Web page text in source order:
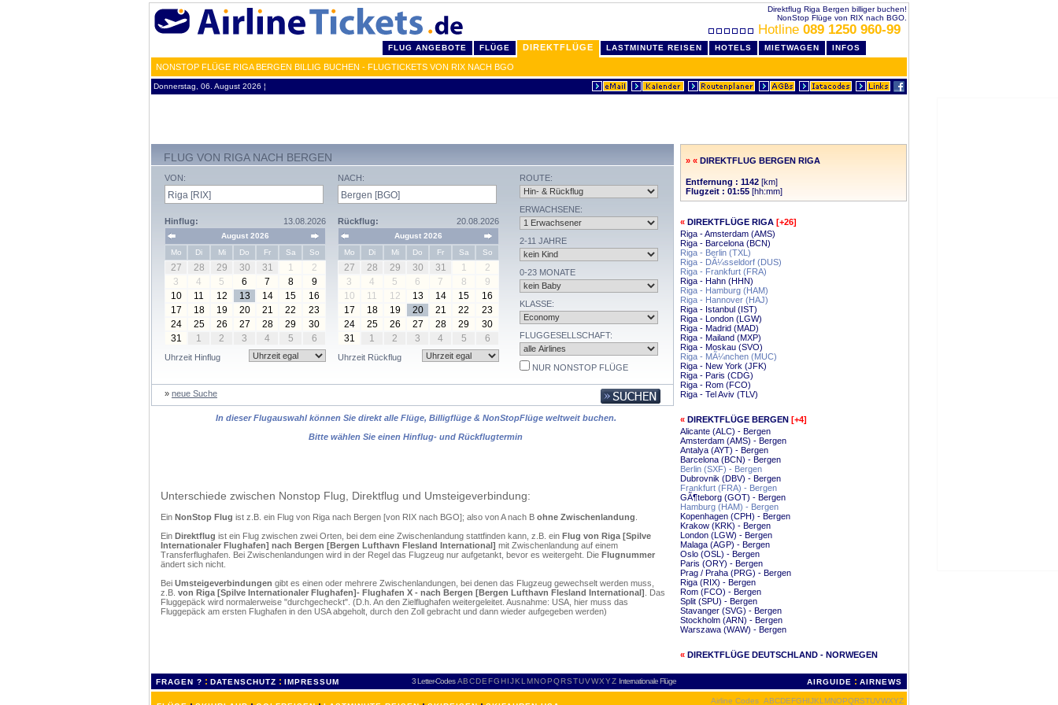
Direktflug Riga Bergen billiger buchen!
NonStop Flüge von RIX nach BGO.
Hotline 089 1250 960-99
FLUG ANGEBOTE FLÜGE DIREKTFLÜGE LASTMINUTE REISEN HOTELS MIETWAGEN INFOS
NONSTOP FLÜGE RIGA BERGEN BILLIG BUCHEN - FLUGTICKETS VON RIX NACH BGO
Donnerstag, 06. August 2026 ¦
FLUG VON RIGA NACH BERGEN
VON:
Hinflug: 13.08.2026
August 2026
Mo
Di Mi Do Fr Sa So
27 28 29 30 31 1
2
3
4 5 6 7 8
9
10
11 12 13 14 15
16
17
18 19 20 21 22
23
24
25 26 27 28 29
30
31
1 2 3 4 5 6
Uhrzeit Hinflug
NACH:
Rückflug: 20.08.2026
August 2026
Mo
Di Mi Do Fr Sa So
27 28 29 30 31 1
2
3
4 5 6 7 8
9
10
11 12 13 14 15
16
17
18 19 20 21 22
23
24
25 26 27 28 29
30
31
1 2 3 4 5 6
Uhrzeit Rückflug
ROUTE:
ERWACHSENE:
2-11 JAHRE
0-23 MONATE
KLASSE:
FLUGGESELLSCHAFT:
NUR NONSTOP FLÜGE
» neue Suche
In dieser Flugauswahl können Sie direkt alle Flüge, Billigflüge & NonStopFlüge weltweit buchen.
Bitte wählen Sie einen Hinflug- und Rückflugtermin
Unterschiede zwischen Nonstop Flug, Direktflug und Umsteigeverbindung:
Ein NonStop Flug ist z.B. ein Flug von Riga nach Bergen [von RIX nach BGO]; also von A nach B ohne Zwischenlandung
Ein Direktflug ist ein Flug zwischen zwei Orten, bei dem eine Zwischenlandung stattfinden kann, z.B. ein Flug von Riga [Spilve
Internationaler Flughafen] nach Bergen [Bergen Lufthavn Flesland International] mit Zwischenlandung auf einem
Transferflughafen. Bei Zwischenlandungen wird in der Regel das Flugzeug nur aufgetankt, bevor es weitergeht. Die Flugnummer
ändert sich nicht.
Bei Umsteigeverbindungen gibt es einen oder mehrere Zwischenlandungen, bei denen das Flugzeug gewechselt werden muss,
z.B. von Riga [Spilve Internationaler Flughafen]- Flughafen X - nach Bergen [Bergen Lufthavn Flesland International] . Das
Fluggepäck wird normalerweise "durchgecheckt". (D.h. An den Zielflughafen weitergeleitet. Ausnahme: USA, hier muss das
Fluggepäck am ersten Flughafen in den USA abgeholt, durch den Zoll gebracht und dann wieder aufgegeben werden)
» « DIREKTFLUG BERGEN RIGA
Entfernung : 1142 [km]
Flugzeit : 01:55 [hh:mm]
« DIREKTFLÜGE RIGA [+26]
Riga - Amsterdam (AMS)
Riga - Barcelona (BCN)
Riga - Berlin (TXL)
Riga - DÃ¼sseldorf (DUS)
Riga - Frankfurt (FRA)
Riga - Hahn (HHN)
Riga - Hamburg (HAM)
Riga - Hannover (HAJ)
Riga - Istanbul (IST)
Riga - London (LGW)
Riga - Madrid (MAD)
Riga - Mailand (MXP)
Riga - Moskau (SVO)
Riga - MÃ¼nchen (MUC)
Riga - New York (JFK)
Riga - Paris (CDG)
Riga - Rom (FCO)
Riga - Tel Aviv (TLV)
« DIREKTFLÜGE BERGEN [+4]
Alicante (ALC) - Bergen
Amsterdam (AMS) - Bergen
Antalya (AYT) - Bergen
Barcelona (BCN) - Bergen
Berlin (SXF) - Bergen
Dubrovnik (DBV) - Bergen
Frankfurt (FRA) - Bergen
GÃ¶teborg (GOT) - Bergen
Hamburg (HAM) - Bergen
Kopenhagen (CPH) - Bergen
Krakow (KRK) - Bergen
London (LGW) - Bergen
Malaga (AGP) - Bergen
Oslo (OSL) - Bergen
Paris (ORY) - Bergen
Prag / Praha (PRG) - Bergen
Riga (RIX) - Bergen
Rom (FCO) - Bergen
Split (SPU) - Bergen
Stavanger (SVG) - Bergen
Stockholm (ARN) - Bergen
Warszawa (WAW) - Bergen
« DIREKTFLÜGE DEUTSCHLAND - NORWEGEN
FRAGEN ? : DATENSCHUTZ : IMPRESSUM 3 Letter-Codes ABCDEFGH IJKL MNOPQRSTUVWXYZ Internationale Flüge AIRGUIDE : AIRNEWS
Airline Codes ABCDEFGHIJKL MNOPQRSTUVWXYZ